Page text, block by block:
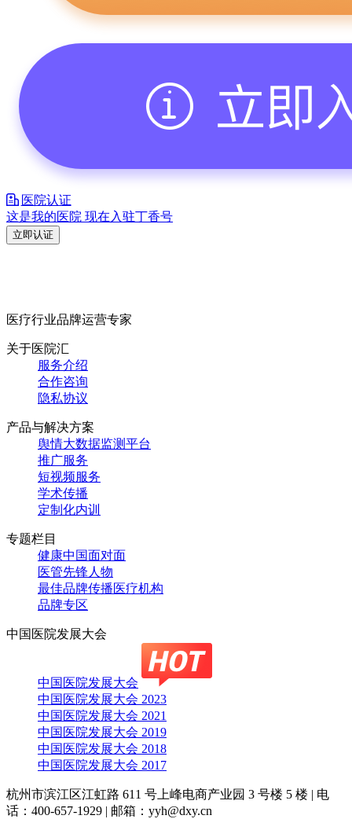
医院认证
这是我的医院 现在入驻丁香号
立即认证
医疗行业品牌运营专家
关于医院汇
服务介绍
合作咨询
隐私协议
产品与解决方案
舆情大数据监测平台
推广服务
短视频服务
学术传播
定制化内训
专题栏目
健康中国面对面
医管先锋人物
最佳品牌传播医疗机构
品牌专区
中国医院发展大会
中国医院发展大会
中国医院发展大会 2023
中国医院发展大会 2021
中国医院发展大会 2019
中国医院发展大会 2018
中国医院发展大会 2017
杭州市滨江区江虹路 611 号上峰电商产业园 3 号楼 5 楼 | 电
话：400-657-1929 | 邮箱：yyh@dxy.cn